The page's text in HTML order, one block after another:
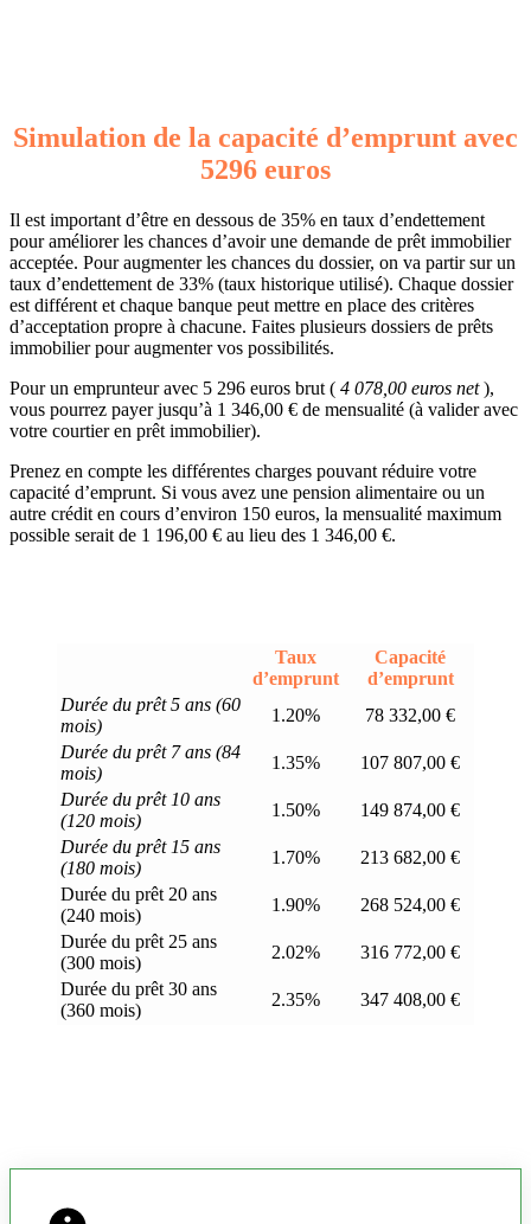
Simulation de la capacité d’emprunt avec
5296 euros
Il est important d’être en dessous de 35% en taux d’endettement
pour améliorer les chances d’avoir une demande de prêt immobilier
acceptée. Pour augmenter les chances du dossier, on va partir sur un
taux d’endettement de 33% (taux historique utilisé). Chaque dossier
est différent et chaque banque peut mettre en place des critères
d’acceptation propre à chacune. Faites plusieurs dossiers de prêts
immobilier pour augmenter vos possibilités.
Pour un emprunteur avec 5 296 euros brut ( 4 078,00 euros net),
vous pourrez payer jusqu’à 1 346,00 € de mensualité (à valider avec
votre courtier en prêt immobilier).
Prenez en compte les différentes charges pouvant réduire votre
capacité d’emprunt. Si vous avez une pension alimentaire ou un
autre crédit en cours d’environ 150 euros, la mensualité maximum
possible serait de 1 196,00 € au lieu des 1 346,00 €.
Taux
d’emprunt
Capacité
d’emprunt
Durée du prêt 5 ans (60
mois)
1.20%
78 332,00 €
Durée du prêt 7 ans (84
mois)
1.35%
107 807,00 €
Durée du prêt 10 ans
(120 mois)
1.50%
149 874,00 €
Durée du prêt 15 ans
(180 mois)
1.70%
213 682,00 €
Durée du prêt 20 ans
(240 mois)
1.90%
268 524,00 €
Durée du prêt 25 ans
(300 mois)
2.02%
316 772,00 €
Durée du prêt 30 ans
(360 mois)
2.35% 347 408,00 €